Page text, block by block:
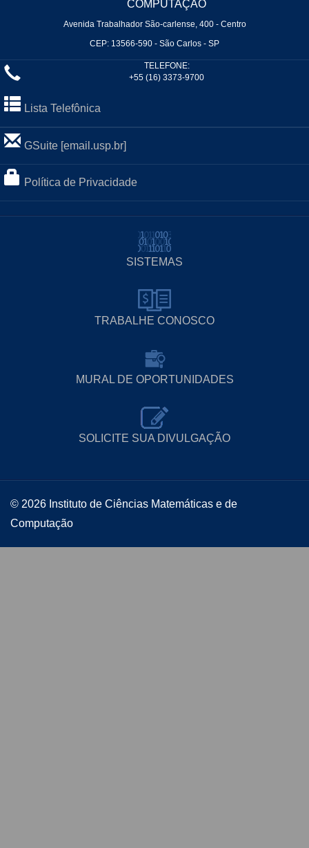
COMPUTAÇÃO
Avenida Trabalhador São-carlense, 400 - Centro
CEP: 13566-590 - São Carlos - SP
TELEFONE:
+55 (16) 3373-9700
Lista Telefônica
GSuite [email.usp.br]
Política de Privacidade
SISTEMAS
TRABALHE CONOSCO
MURAL DE OPORTUNIDADES
SOLICITE SUA DIVULGAÇÃO
© 2026 Instituto de Ciências Matemáticas e de
Computação